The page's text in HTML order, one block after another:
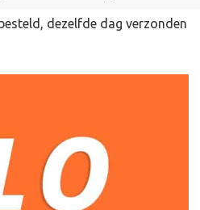
besteld, dezelfde dag